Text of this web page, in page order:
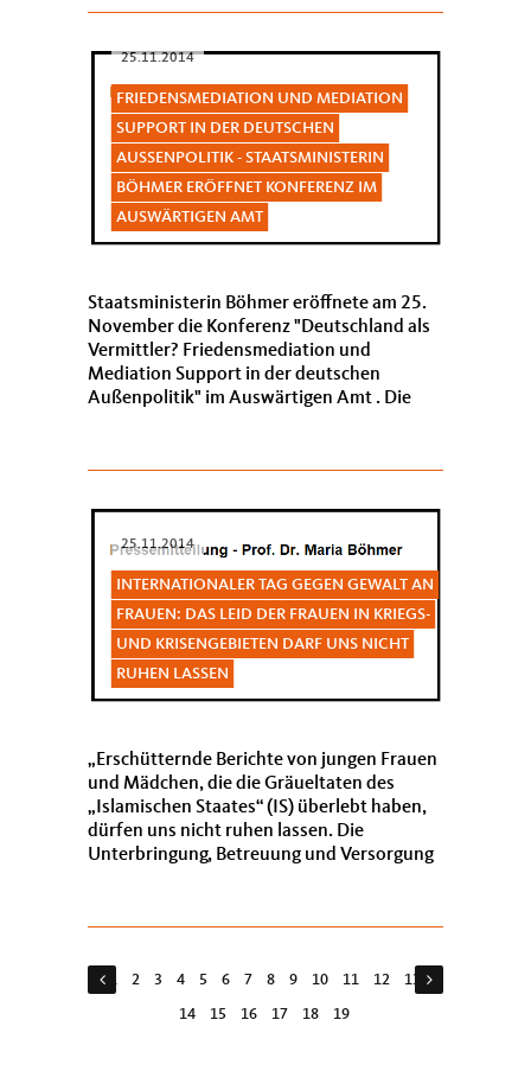
25.11.2014
FRIEDENSMEDIATION UND MEDIATION
SUPPORT IN DER DEUTSCHEN
AUSSENPOLITIK - STAATSMINISTERIN B
ÖHMER ERÖFFNET KONFERENZ IM A
USWÄRTIGEN AMT
Staatsministerin Böhmer eröffnete am 25.
November die Konferenz "Deutschland als
Vermittler? Friedensmediation und
Mediation Support in der deutschen
Außenpolitik" im Auswärtigen Amt . Die
25.11.2014
INTERNATIONALER TAG GEGEN GEWALT AN
FRAUEN: DAS LEID DER FRAUEN IN KRIEGS-
UND KRISENGEBIETEN DARF UNS NICHT
RUHEN LASSEN
Erschütternde Berichte von jungen Frauen
und Mädchen, die die Gräueltaten des
Islamischen Staates“ (IS) überlebt haben,
dürfen uns nicht ruhen lassen. Die
Unterbringung, Betreuung und Versorgung
1 2 3 4 5 6 7 8 9 10 11 12 13
14 15 16 17 18 19